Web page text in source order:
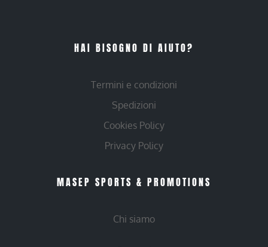
HAI BISOGNO DI AIUTO?
Termini e condizioni
Spedizioni
Cookies Policy
Privacy Policy
MASEP SPORTS & PROMOTIONS
Chi siamo